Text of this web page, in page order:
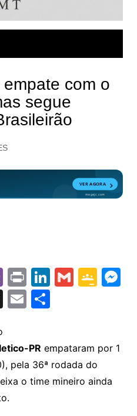
com o
segue
Vi
b
er
Pr
in
t
Li
n
k
dI
n
G G
e
Cl
a
M
T
a
d
s
E
l
S
e
PR empataram por 1
pela 36ª rodada do
o time mineiro ainda